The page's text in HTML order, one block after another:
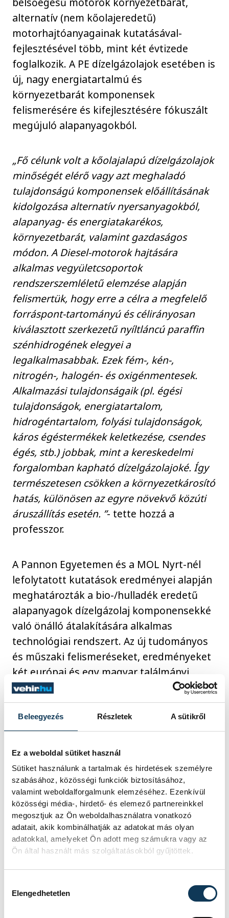
Beleegyezés Részletek A sütikről
Ez a weboldal sütiket használ
Sütiket használunk a tartalmak és hirdetések személyre
szabásához, közösségi funkciók biztosításához,
valamint weboldalforgalmunk elemzéséhez. Ezenkívül
közösségi média-, hirdető- és elemező partnereinkkel
megosztjuk az Ön weboldalhasználatra vonatkozó
adatait, akik kombinálhatják az adatokat más olyan
adatokkal, amelyeket Ön adott meg számukra vagy az
Ön által használt más szolgáltatásokból gyűjtöttek.
Elengedhetetlen
alternatív (nem kőolajeredetű)
motorhajtóanyagainak kutatásával-
fejlesztésével több, mint két évtizede
foglalkozik. A PE dízelgázolajok esetében is
új, nagy energiatartalmú és
környezetbarát komponensek
felismerésére és kifejlesztésére fókuszált
megújuló alapanyagokból.
„Fő célunk volt a kőolajalapú dízelgázolajok
minőségét elérő vagy azt meghaladó
tulajdonságú komponensek előállításának
kidolgozása alternatív nyersanyagokból,
alapanyag- és energiatakarékos,
környezetbarát, valamint gazdaságos
módon. A Diesel-motorok hajtására
alkalmas vegyületcsoportok
rendszerszemléletű elemzése alapján
felismertük, hogy erre a célra a megfelelő
forráspont-tartományú és célirányosan
kiválasztott szerkezetű nyíltláncú paraffin
szénhidrogének elegyei a
legalkalmasabbak. Ezek fém-, kén-,
nitrogén-, halogén- és oxigénmentesek.
Alkalmazási tulajdonságaik (pl. égési
tulajdonságok, energiatartalom,
hidrogéntartalom, folyási tulajdonságok,
káros égéstermékek keletkezése, csendes
égés, stb.) jobbak, mint a kereskedelmi
forgalomban kapható dízelgázolajoké. Így
természetesen csökken a környezetkárosító
hatás, különösen az egyre növekvő közúti
áruszállítás esetén. ”- tette hozzá a
professzor.
A Pannon Egyetemen és a MOL Nyrt-nél
lefolytatott kutatások eredményei alapján
meghatározták a bio-/hulladék eredetű
alapanyagok dízelgázolaj komponensekké
való önálló átalakítására alkalmas
technológiai rendszert. Az új tudományos
és műszaki felismeréseket, eredményeket
két európai és egy magyar találmányi
bejelentésben foglalták össze, amelyek
közül kettőre már szabadalmi oltalmat
kaptak.
„A világon az elsők között ismertük fel az
említett megújuló alapanyagok korlátozott
rendelkezésre állását és az azokból történő
biohajtóanyag előállítására alkalmas
beruházások nagy költségigényét. Ennek
megfelelően szisztematikus K+F
tevékenységet végeztünk különböző
gázolajfrakciók változó arányú elegyeinek